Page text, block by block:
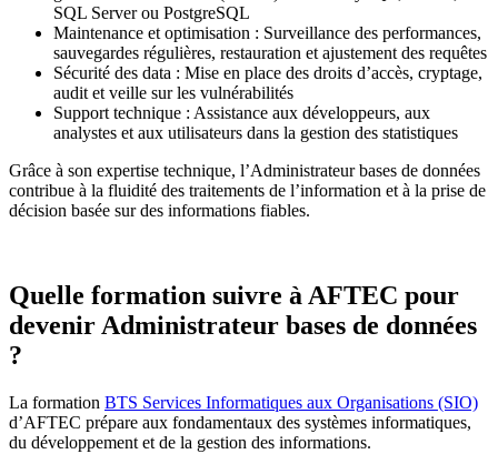
SQL Server ou PostgreSQL
Maintenance et optimisation : Surveillance des performances,
sauvegardes régulières, restauration et ajustement des requêtes
Sécurité des data : Mise en place des droits d’accès, cryptage,
audit et veille sur les vulnérabilités
Support technique : Assistance aux développeurs, aux
analystes et aux utilisateurs dans la gestion des statistiques
Grâce à son expertise technique, l’Administrateur bases de données
contribue à la fluidité des traitements de l’information et à la prise de
décision basée sur des informations fiables.
Quelle formation suivre à AFTEC pour
devenir Administrateur bases de données
?
La formation BTS Services Informatiques aux Organisations (SIO)
d’AFTEC prépare aux fondamentaux des systèmes informatiques,
du développement et de la gestion des informations.